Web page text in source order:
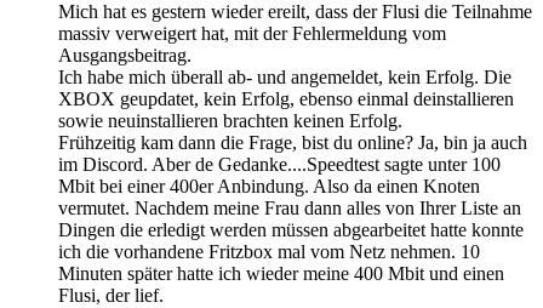
Mich hat es gestern wieder ereilt, dass der Flusi die Teilnahme
massiv verweigert hat, mit der Fehlermeldung vom
Ausgangsbeitrag.
Ich habe mich überall ab- und angemeldet, kein Erfolg. Die
XBOX geupdatet, kein Erfolg, ebenso einmal deinstallieren
sowie neuinstallieren brachten keinen Erfolg.
Frühzeitig kam dann die Frage, bist du online? Ja, bin ja auch
im Discord. Aber de Gedanke....Speedtest sagte unter 100
Mbit bei einer 400er Anbindung. Also da einen Knoten
vermutet. Nachdem meine Frau dann alles von Ihrer Liste an
Dingen die erledigt werden müssen abgearbeitet hatte konnte
ich die vorhandene Fritzbox mal vom Netz nehmen. 10
Minuten später hatte ich wieder meine 400 Mbit und einen
Flusi, der lief.